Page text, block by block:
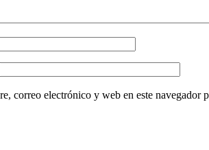
correo electrónico y web en este navegador